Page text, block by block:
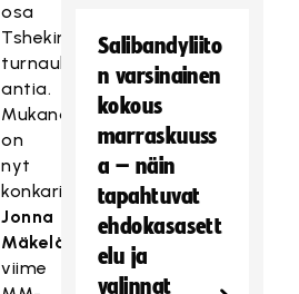
osa
Tshekin-
turnauksen
antia.
Mukana
on
nyt
konkarimaalivahti
Jonna
Mäkelä
viime
Salibandyliito
n varsinainen
kokous
marraskuuss
a – näin
tapahtuvat
ehdokasasett
elu ja
valinnat